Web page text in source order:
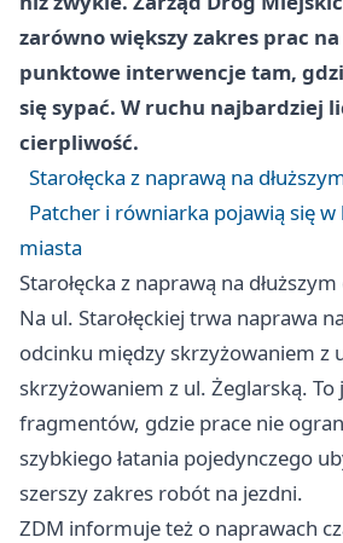
zarówno większy zakres prac
punktowe interwencje tam,
się sypać. W ruchu najbardziej
cierpliwość.
Starołęcka z naprawą na
Patcher i równiarka pojawią się
miasta
Starołęcka z naprawą na
Na ul. Starołęckiej trwa naprawa
odcinku między skrzyżowaniem z
skrzyżowaniem z ul. Żeglarską. To
fragmentów, gdzie prace nie
szybkiego łatania pojedynczego
szerszy zakres robót na jezdni.
ZDM informuje też o naprawach